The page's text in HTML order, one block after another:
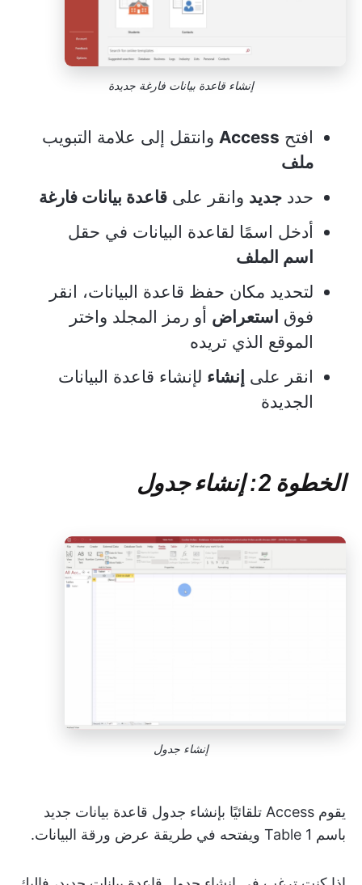
إنشاء قاعدة بيانات فارغة جديدة
افتح Access وانتقل إلى علامة التبويب
ملف
حدد جديد وانقر على قاعدة بيانات فارغة
أدخل اسمًا لقاعدة البيانات في حقل
اسم الملف
لتحديد مكان حفظ قاعدة البيانات، انقر
فوق استعراض أو رمز المجلد واختر
الموقع الذي تريده
انقر على إنشاء لإنشاء قاعدة البيانات
الجديدة
الخطوة 2: إنشاء جدول
إنشاء جدول
يقوم Access تلقائيًا بإنشاء جدول قاعدة بيانات جديد
باسم Table 1 ويفتحه في طريقة عرض ورقة البيانات.